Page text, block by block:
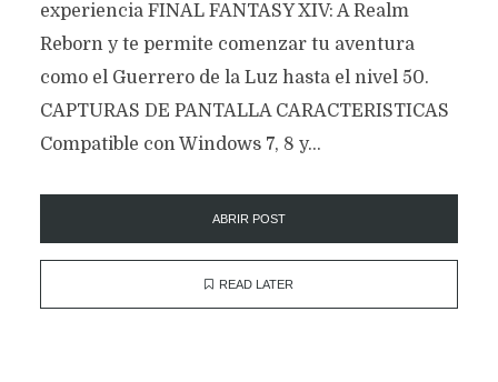
experiencia FINAL FANTASY XIV: A Realm
Reborn y te permite comenzar tu aventura
como el Guerrero de la Luz hasta el nivel 50.
CAPTURAS DE PANTALLA CARACTERISTICAS
Compatible con Windows 7, 8 y...
ABRIR POST
READ LATER